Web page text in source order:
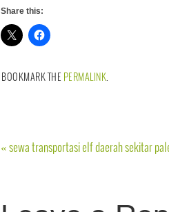
Share this:
BOOKMARK THE PERMALINK.
« sewa transportasi elf daerah sekitar